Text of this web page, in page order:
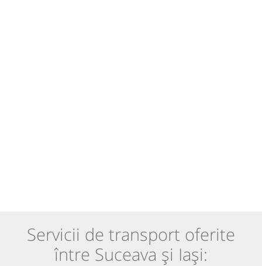
Servicii de transport oferite
între Suceava și Iași: